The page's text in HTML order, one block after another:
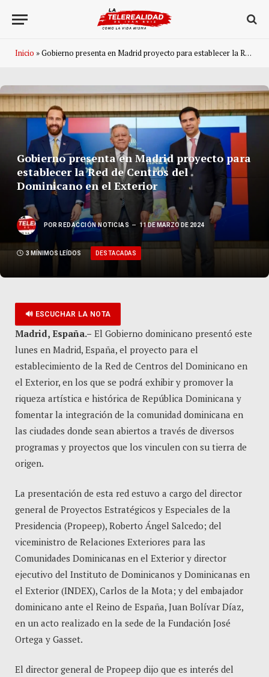
Inicio »Gobierno presenta en Madrid proyecto para establecer la Red de Centros del Dominicano en el Exterior
Gobierno presenta en Madrid proyecto para
establecer la Red de Centros del
Dominicano en el Exterior
POR REDACCIÓN NOTICIAS 11 DE MARZO DE 2024
3 MÍNIMOS LEÍDOS DESTACADAS
🔊 ESCUCHAR LA NOTA
Madrid, España.– El Gobierno dominicano presentó este
lunes en Madrid, España, el proyecto para el
establecimiento de la Red de Centros del Dominicano en
el Exterior, en los que se podrá exhibir y promover la
riqueza artística e histórica de República Dominicana y
fomentar la integración de la comunidad dominicana en
las ciudades donde sean abiertos a través de diversos
programas y proyectos que los vinculen con su tierra de
origen.
La presentación de esta red estuvo a cargo del director
general de Proyectos Estratégicos y Especiales de la
Presidencia (Propeep), Roberto Ángel Salcedo; del
viceministro de Relaciones Exteriores para las
Comunidades Dominicanas en el Exterior y director
ejecutivo del Instituto de Dominicanos y Dominicanas en
el Exterior (INDEX), Carlos de la Mota; y del embajador
dominicano ante el Reino de España, Juan Bolívar Díaz,
en un acto realizado en la sede de la Fundación José
Ortega y Gasset.
El director general de Propeep dijo que es interés del